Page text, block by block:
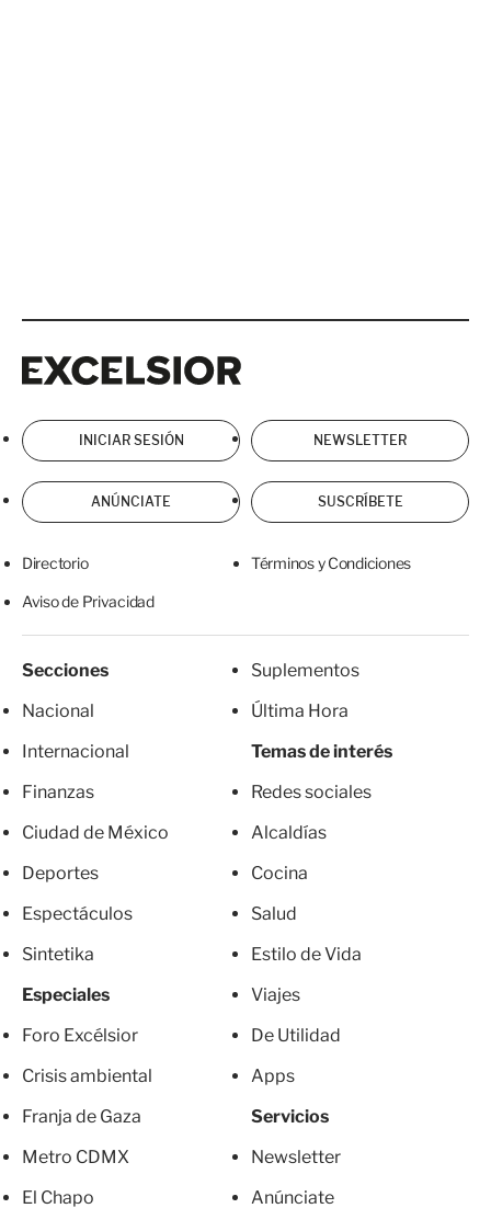
INICIAR SESIÓN NEWSLETTER
ANÚNCIATE SUSCRÍBETE
Directorio Términos y Condiciones
Aviso de Privacidad
Secciones
Nacional
Internacional
Finanzas
Ciudad de México
Deportes
Espectáculos
Sintetika
Especiales
Foro Excélsior
Crisis ambiental
Franja de Gaza
Metro CDMX
El Chapo
Suplementos
Última Hora
Temas de interés
Redes sociales
Alcaldías
Cocina
Salud
Estilo de Vida
Viajes
De Utilidad
Apps
Servicios
Newsletter
Anúnciate